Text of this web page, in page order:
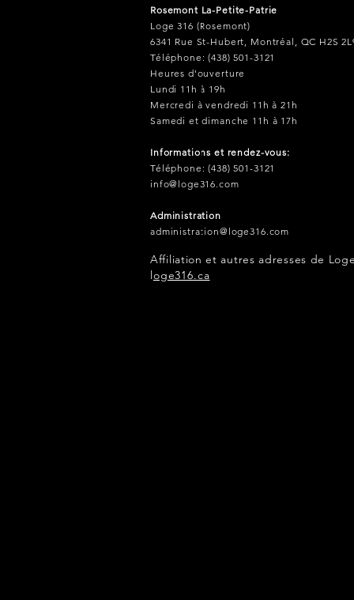
Rosemont La-Petite-Patrie
Loge 316 (Rosemont)
6341 Rue St-Hubert, Montréal, QC H2S
Téléphone: (438) 501-3121
Heures d'ouverture
Lundi 11h à 19h
Mercredi à vendredi 11h à 21h
Samedi et dimanche 11h à 17h
Informations et rendez-vous:
Téléphone: (438) 501-3121
info@loge316.com
Administration
administration@loge316.com
Affiliation et autres adresses de
loge316.ca